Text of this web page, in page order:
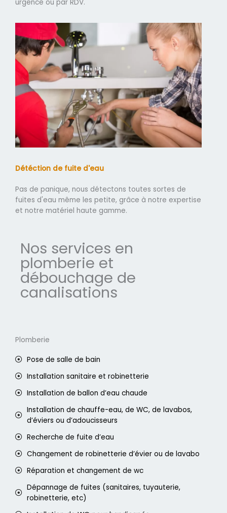
urgence ou par RDV.
Détéction de fuite d'eau
Pas de panique, nous détectons toutes sortes de
fuites d'eau même les petite, grâce à notre expertise
et notre matériel haute gamme.
Nos services en
plomberie et
débouchage de
canalisations
Plomberie
Pose de salle de bain
Installation sanitaire et robinetterie
Installation de ballon d’eau chaude
Installation de chauffe-eau, de WC, de lavabos,
d’éviers ou d’adoucisseurs
Recherche de fuite d’eau
Changement de robinetterie d’évier ou de lavabo
Réparation et changement de wc
Dépannage de fuites (sanitaires, tuyauterie,
robinetterie, etc)